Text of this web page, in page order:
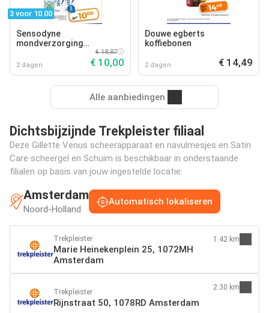
3 voor 10.00
Sensodyne
mondverzorging
gevoeligheid en proglasur
2 dagen
€ 18,87
€ 10,00
Douwe egberts
koffiebonen
2 dagen € 14,49
Alle aanbiedingen
Dichtsbijzijnde Trekpleister filiaal
Deze Gillette Venus scheerapparaat en navulmesjes en Satin
Care scheergel en Schuim is beschikbaar in onderstaande
filialen op basis van jouw ingestelde locatie:
Amsterdam
Noord-Holland
Automatisch lokaliseren
Trekpleister
Marie Heinekenplein 25, 1072MH
Amsterdam
1.42 km
Trekpleister
Rijnstraat 50, 1078RD Amsterdam
2.30 km